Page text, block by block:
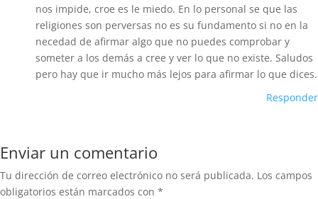
nos impide, croe es le miedo. En lo personal se que las
religiones son perversas no es su fundamento si no en la
necedad de afirmar algo que no puedes comprobar y
someter a los demás a cree y ver lo que no existe. Saludos
pero hay que ir mucho más lejos para afirmar lo que dices.
Responder
Enviar un comentario
Tu dirección de correo electrónico no será publicada. Los campos
obligatorios están marcados con *